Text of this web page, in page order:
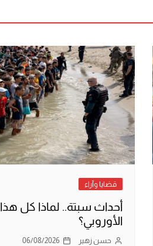
قضايا وآراء
أحداث سبتة.. لماذا كل هذا
الأوروبي؟
حسن زهير 06/08/2026